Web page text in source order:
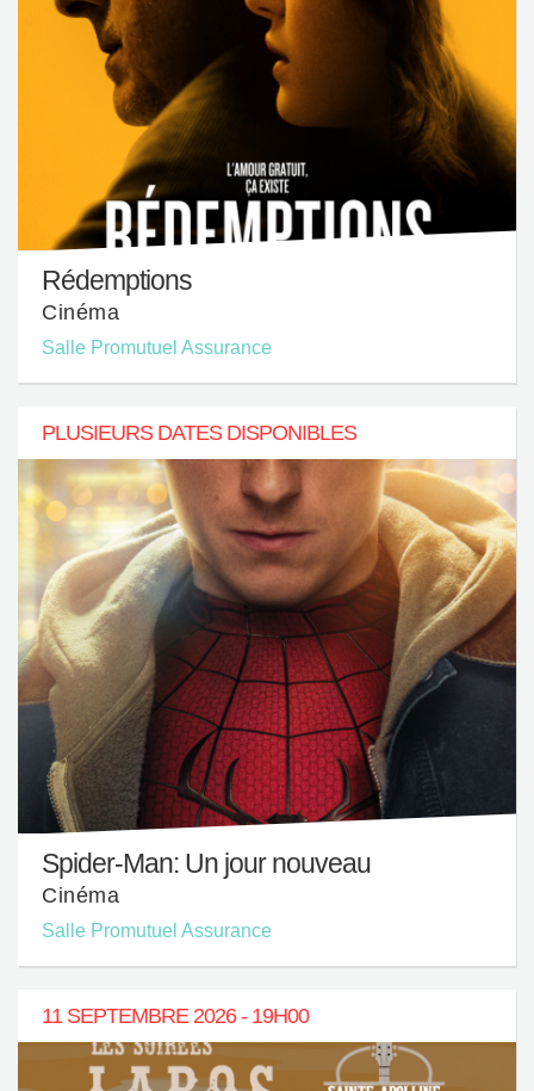
Rédemptions
Cinéma
Salle Promutuel Assurance
PLUSIEURS DATES DISPONIBLES
Spider-Man: Un jour nouveau
Cinéma
Salle Promutuel Assurance
11 SEPTEMBRE 2026 - 19H00